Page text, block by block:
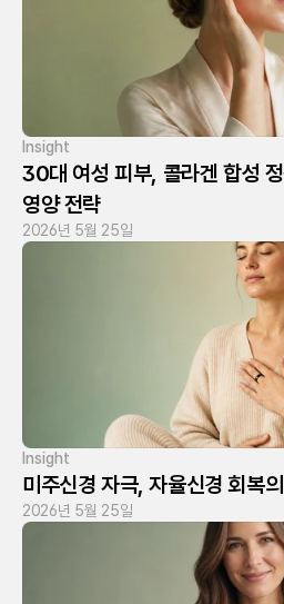
Insight
30대 여성 피부, 콜라겐 합성
영양 전략
2026년 5월 25일
Insight
미주신경 자극, 자율신경 회복
2026년 5월 25일